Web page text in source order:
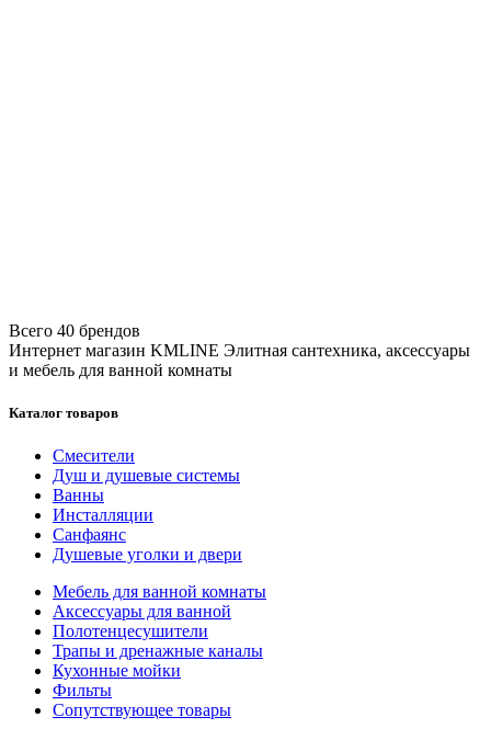
Всего 40 брендов
Интернет магазин KMLINE Элитная сантехника, аксессуары
и мебель для ванной комнаты
Каталог товаров
Смесители
Душ и душевые системы
Ванны
Инсталляции
Санфаянс
Душевые уголки и двери
Мебель для ванной комнаты
Аксессуары для ванной
Полотенцесушители
Трапы и дренажные каналы
Кухонные мойки
Фильты
Сопутствующее товары